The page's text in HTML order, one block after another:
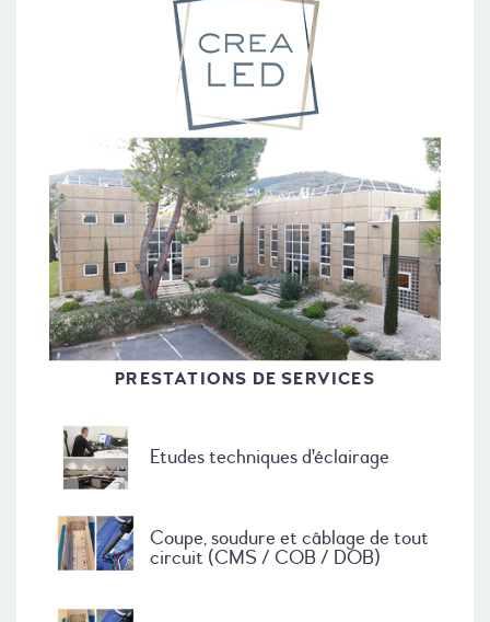
PRESTATIONS DE SERVICES
Etudes techniques d'éclairage
Coupe, soudure et câblage de tout
circuit (CMS / COB / DOB)